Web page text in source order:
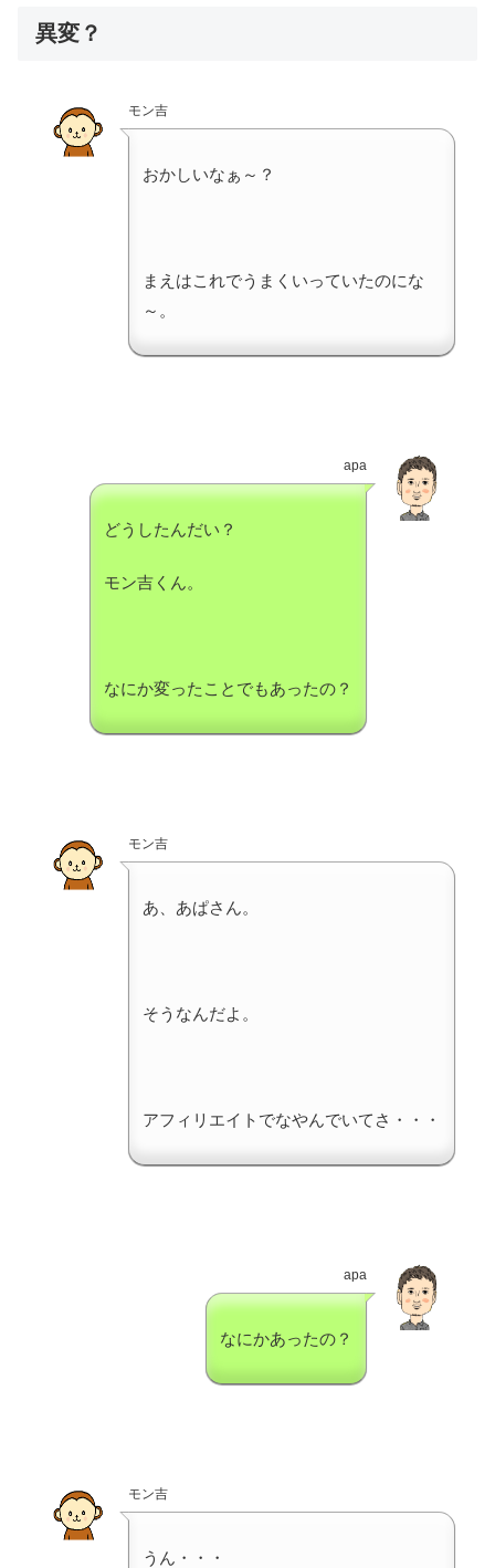
異変？
モン吉
おかしいなぁ～？
まえはこれでうまくいっていたのにな
～。
apa
どうしたんだい？
モン吉くん。
なにか変ったことでもあったの？
モン吉
あ、あぱさん。
そうなんだよ。
アフィリエイトでなやんでいてさ・・・
apa
なにかあったの？
モン吉
うん・・・